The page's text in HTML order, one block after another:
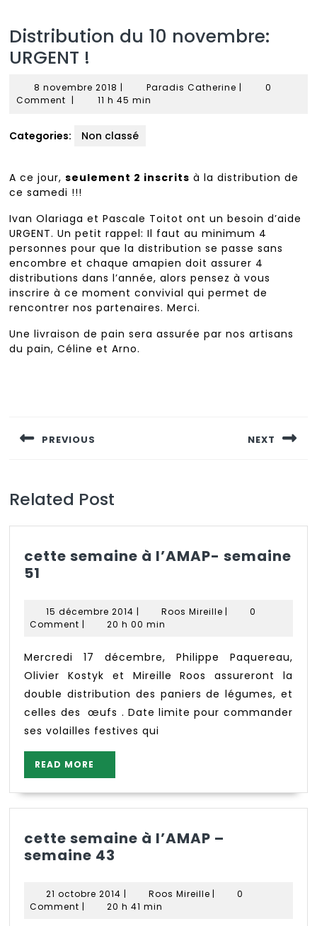
Distribution du 10 novembre:
URGENT !
8 novembre 2018 8
novembre
| Paradis Catherine Paradis
|
0
Comment | 11 h 45 min
Categories: Non classé
A ce jour,seulement 2 inscrits à la distribution de
ce samedi !!!
Ivan Olariaga et Pascale Toitot ont un besoin d’aide
URGENT. Un petit rappel: Il faut au minimum 4
personnes pour que la distribution se passe sans
encombre et chaque amapien doit assurer 4
distributions dans l’année, alors pensez à vous
inscrire à ce moment convivial qui permet de
rencontrer nos partenaires. Merci.
Une livraison de pain sera assurée par nos artisans
du pain, Céline et Arno.
l’article
PREVIOUS NEXT
Related Post
cette semaine à l’AMAP- semaine
51
à
l’AMAP-
51
15 décembre 2014 15
décembre
| Roos MireilleRoos
|
0
Comment | 20 h 00 min
Mercredi 17 décembre, Philippe Paquereau,
Olivier Kostyk et Mireille Roos assureront la
double distribution des paniers de légumes, et
celles des œufs . Date limite pour commander
ses volailles festives qui
READ MORE
MORE
cette semaine à l’AMAP –
semaine 43
à
l’AMAP
21 octobre 2014 21
octobre
| Roos MireilleRoos
|
0
Comment | 20 h 41 min